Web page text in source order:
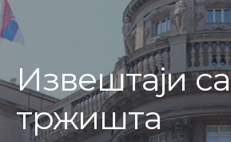
Извештаји са
тржишта